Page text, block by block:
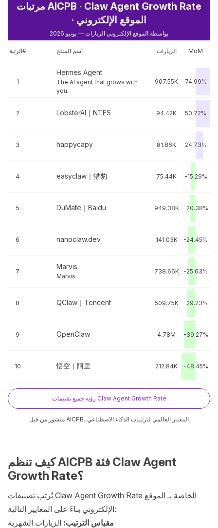
مرتبات AICPB · Claw Agent Growth Rate
· الموقع الإلكتروني
بواسطة الموقع الإلكتروني الزيارات — يونيو 2026
الرتبة# اسم المنتج الزيارات MoM
1
Hermes Agent
The AI agent that grows with
you.
907.55K 74.99%
2 LobsterAI｜NTES 94.42K 50.72%
3 happycapy 81.86K 24.73%
4 easyclaw｜猎豹 75.44K -15.29%
5 DuMate｜Baidu 949.38K -20.38%
6 nanoclaw.dev 141.03K -24.45%
7
Marvis
Marvis
738.66K -25.63%
8 QClaw｜Tencent 509.75K -29.23%
9 OpenClaw 4.78M -39.27%
10 悟空｜阿里 212.84K -48.45%
رؤية جميع تقييمات Claw Agent Growth Rate
منشور من قبل AICPB، المعيار العالمي لترتيبات الذكاء الاصطناعي
كيف تنظم AICPB فئة Claw Agent
Growth Rate؟
تُرتب تصنيفات Claw Agent Growth Rate الخاصة بـ الموقع
الإلكتروني بناءً على المعايير التالية:
مقياس الترتيب: الزيارات الشهرية